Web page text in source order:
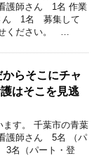
護師さん 1名 作業
ん 1名 募集して
ください。 …
らそこにチャ
はそこを見逃
ます。 千葉市の青葉
護師さん 5名 （パ
3名（パート・登